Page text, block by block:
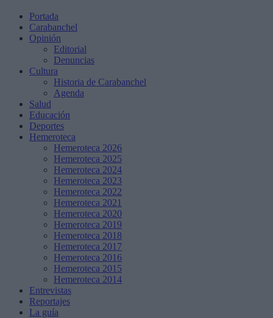
Portada
Carabanchel
Opinión
Editorial
Denuncias
Cultura
Historia de Carabanchel
Agenda
Salud
Educación
Deportes
Hemeroteca
Hemeroteca 2026
Hemeroteca 2025
Hemeroteca 2024
Hemeroteca 2023
Hemeroteca 2022
Hemeroteca 2021
Hemeroteca 2020
Hemeroteca 2019
Hemeroteca 2018
Hemeroteca 2017
Hemeroteca 2016
Hemeroteca 2015
Hemeroteca 2014
Entrevistas
Reportajes
La guía